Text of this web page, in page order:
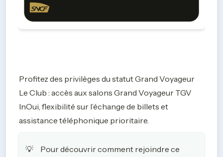
Profitez des privilèges du statut Grand Voyageur
Le Club : accès aux salons Grand Voyageur TGV
InOui, flexibilité sur l’échange de billets et
assistance téléphonique prioritaire.
💡
Pour découvrir comment rejoindre ce